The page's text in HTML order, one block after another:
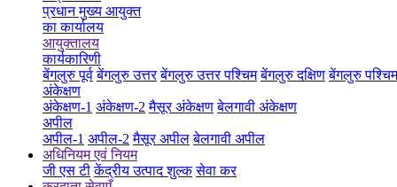
प्रधान मुख्य आयुक्त
का कार्यालय
आयुक्तालय
कार्यकारिणी
बेंगलुरु पूर्व बेंगलुरु उत्तर बेंगलुरु उत्तर पश्चिम बेंगलुरु दक्षिण बेंगलुरु पश्चिम
अंकेक्षण
अंकेक्षण-1 अंकेक्षण-2 मैसूर अंकेक्षण बेलगावी अंकेक्षण
अपील
अपील-1 अपील-2 मैसूर अपील बेलगावी अपील
अधिनियम एवं नियम
जी एस टी केंद्रीय उत्पाद शुल्क सेवा कर